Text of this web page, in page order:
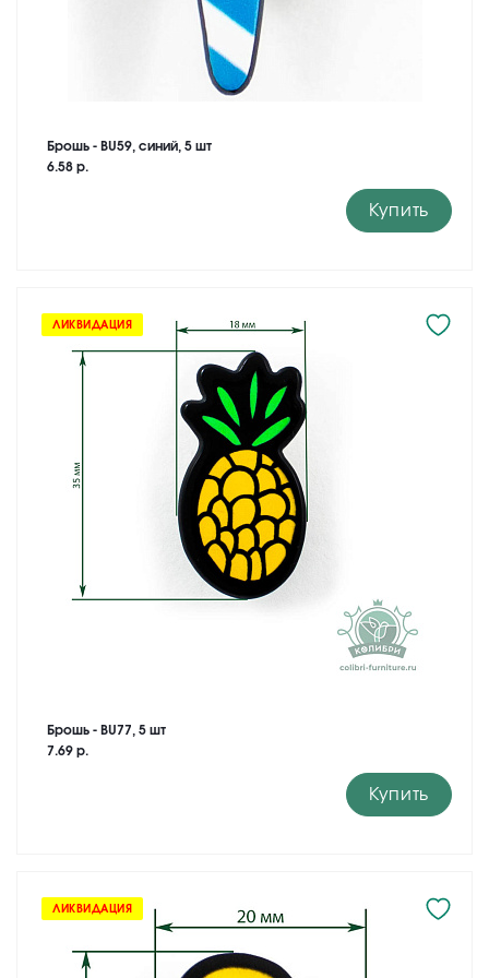
Брошь - BU59, синий, 5 шт
6.58 р.
Купить
ЛИКВИДАЦИЯ
Брошь - BU77, 5 шт
7.69 р.
Купить
ЛИКВИДАЦИЯ